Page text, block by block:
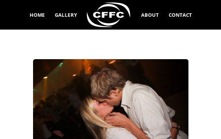
HOME GALLERY ABOUT CONTACT
Exponeringstid
1/15 sek
Bländare